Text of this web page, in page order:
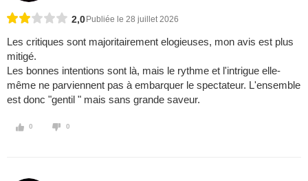
2,0 Publiée le 28 juillet 2026
Les critiques sont majoritairement elogieuses, mon avis est plus
mitigé.
Les bonnes intentions sont là, mais le rythme et l'intrigue elle-
même ne parviennent pas à embarquer le spectateur. L'ensemble
est donc "gentil " mais sans grande saveur.
0 0